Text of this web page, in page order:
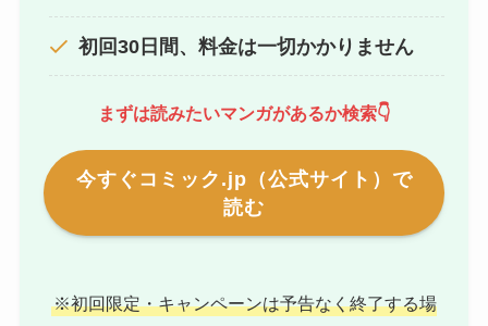
初回30日間、料金は一切かかりません
まずは読みたいマンガがあるか検索👇
今すぐコミック.jp（公式サイト）で
読む
※初回限定・キャンペーンは予告なく終了する場